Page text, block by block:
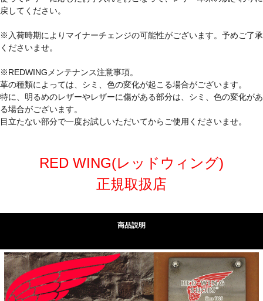
戻してください。
※入荷時期によりマイナーチェンジの可能性がございます。予めご了承
くださいませ。
※REDWINGメンテナンス注意事項。
革の種類によっては、シミ、色の変化が起こる場合がございます。
特に、明るめのレザーやレザーに傷がある部分は、シミ、色の変化があ
る場合がございます。
目立たない部分で一度お試しいただいてからご使用くださいませ。
RED WING(レッドウィング)
正規取扱店
商品説明